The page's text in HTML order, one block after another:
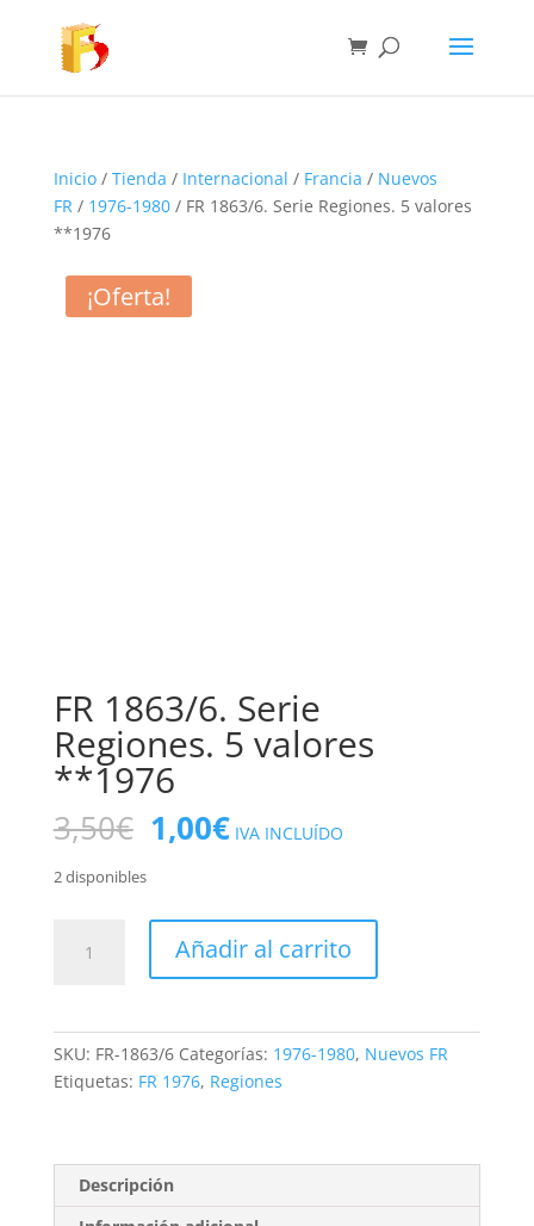
Inicio/ Tienda / Internacional / Francia / Nuevos
FR/ 1976-1980/ FR 1863/6. Serie Regiones. 5 valores
**1976
¡Oferta!
FR 1863/6. Serie
Regiones. 5 valores
**1976
3,50€ El
precio
era:
3,50€.
1,00€El
precio
es:
1,00€.
IVA INCLUÍDO
2 disponibles
1863/6.
valores
**1976
Añadir al carrito
SKU: FR-1863/6 Categorías: 1976-1980, Nuevos FR
Etiquetas: FR 1976, Regiones
Descripción